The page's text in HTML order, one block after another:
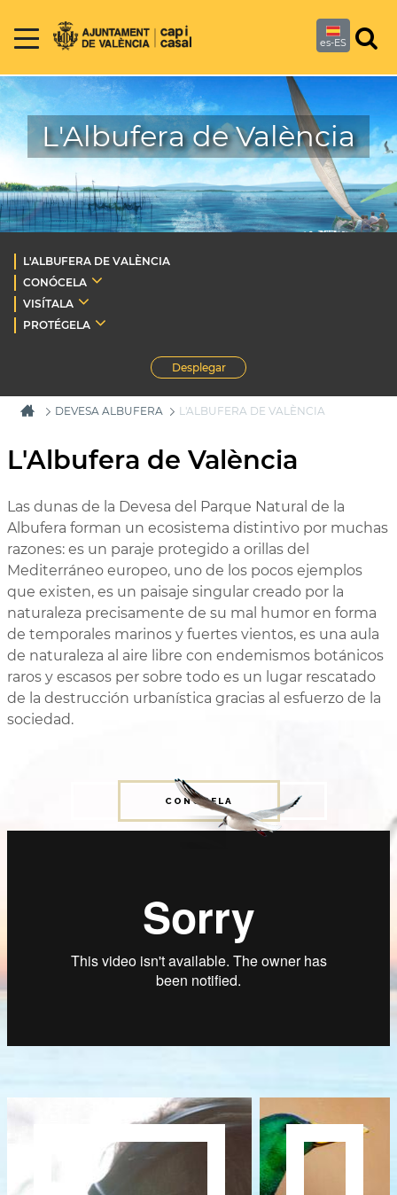
es-ES
L'Albufera de València
L'ALBUFERA DE VALÈNCIA
CONÓCELA
VISÍTALA
PROTÉGELA
Desplegar
DEVESA ALBUFERA L'ALBUFERA DE VALÈNCIA
L'Albufera de València
Las dunas de la Devesa del Parque Natural de la
Albufera forman un ecosistema distintivo por muchas
razones: es un paraje protegido a orillas del
Mediterráneo europeo, uno de los pocos ejemplos
que existen, es un paisaje singular creado por la
naturaleza precisamente de su mal humor en forma
de temporales marinos y fuertes vientos, es una aula
de naturaleza al aire libre con endemismos botánicos
raros y escasos per sobre todo es un lugar rescatado
de la destrucción urbanística gracias al esfuerzo de la
sociedad.
CONÓCELA